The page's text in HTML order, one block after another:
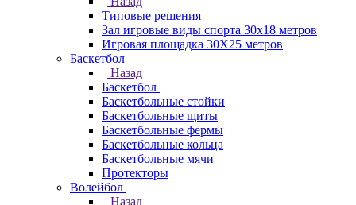
Типовые решения
Зал игровые виды спорта 30x18 метров
Игровая площадка 30Х25 метров
Баскетбол
Назад
Баскетбол
Баскетбольные стойки
Баскетбольные щиты
Баскетбольные фермы
Баскетбольные кольца
Баскетбольные мячи
Протекторы
Волейбол
Назад